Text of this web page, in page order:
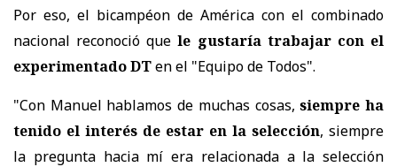
Por eso, el bicampéon de América con el combinado
nacional reconoció quele gustaría trabajar con el
experimentado DTen el "Equipo de Todos".
"Con Manuel hablamos de muchas cosas,siempre ha
tenido el interés de estar en la selección, siempre
la pregunta hacia mí era relacionada a la selección